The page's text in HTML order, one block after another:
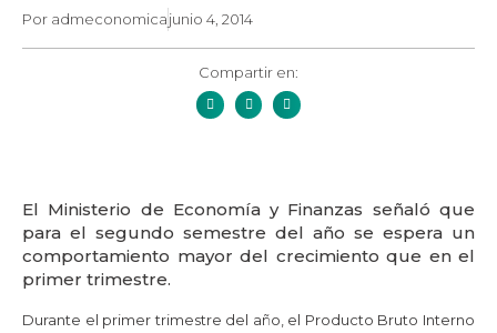
Por admeconomicajunio 4, 2014
Compartir en:
El Ministerio de Economía y Finanzas señaló que
para el segundo semestre del año se espera un
comportamiento mayor del crecimiento que en el
primer trimestre.
Durante el primer trimestre del año, el Producto Bruto Interno